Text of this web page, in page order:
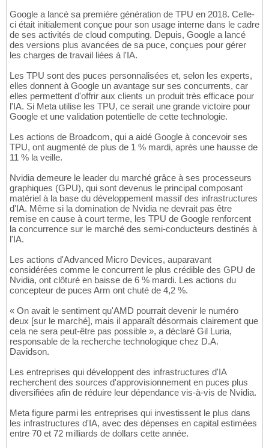
Google a lancé sa première génération de TPU en 2018. Celle-
ci était initialement conçue pour son usage interne dans le cadre
de ses activités de cloud computing. Depuis, Google a lancé
des versions plus avancées de sa puce, conçues pour gérer
les charges de travail liées à l'IA.
Les TPU sont des puces personnalisées et, selon les experts,
elles donnent à Google un avantage sur ses concurrents, car
elles permettent d'offrir aux clients un produit très efficace pour
l'IA. Si Meta utilise les TPU, ce serait une grande victoire pour
Google et une validation potentielle de cette technologie.
Les actions de Broadcom, qui a aidé Google à concevoir ses
TPU, ont augmenté de plus de 1 % mardi, après une hausse de
11 % la veille.
Nvidia demeure le leader du marché grâce à ses processeurs
graphiques (GPU), qui sont devenus le principal composant
matériel à la base du développement massif des infrastructures
d'IA. Même si la domination de Nvidia ne devrait pas être
remise en cause à court terme, les TPU de Google renforcent
la concurrence sur le marché des semi-conducteurs destinés à
l'IA.
Les actions d'Advanced Micro Devices, auparavant
considérées comme le concurrent le plus crédible des GPU de
Nvidia, ont clôturé en baisse de 6 % mardi. Les actions du
concepteur de puces Arm ont chuté de 4,2 %.
« On avait le sentiment qu'AMD pourrait devenir le numéro
deux [sur le marché], mais il apparaît désormais clairement que
cela ne sera peut-être pas possible », a déclaré Gil Luria,
responsable de la recherche technologique chez D.A.
Davidson.
Les entreprises qui développent des infrastructures d'IA
recherchent des sources d'approvisionnement en puces plus
diversifiées afin de réduire leur dépendance vis-à-vis de Nvidia.
Meta figure parmi les entreprises qui investissent le plus dans
les infrastructures d'IA, avec des dépenses en capital estimées
entre 70 et 72 milliards de dollars cette année.